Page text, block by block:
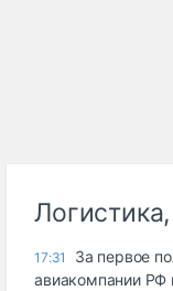
17:31
За первое
авиакомпании РФ